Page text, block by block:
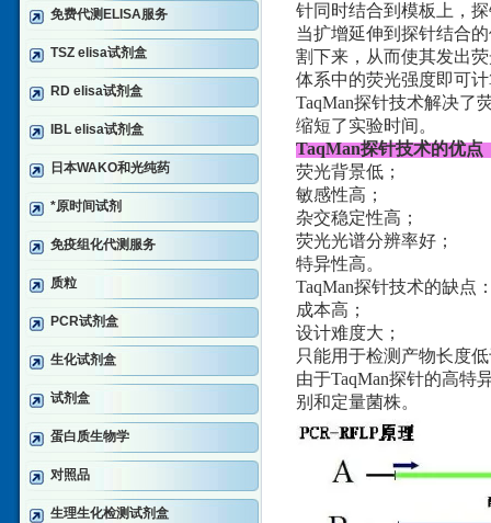
免费代测ELISA服务
TSZ elisa试剂盒
RD elisa试剂盒
IBL elisa试剂盒
日本WAKO和光纯药
*原时间试剂
免疫组化代测服务
质粒
PCR试剂盒
生化试剂盒
试剂盒
蛋白质生物学
对照品
生理生化检测试剂盒
针同时结合到模板上，
当扩增延伸到探针结合
割下来，从而使其发出
体系中的荧光强度即可
TaqMan探针技术解决了
缩短了实验时间。
TaqMan探针技术的优点
荧光背景低；
敏感性高；
杂交稳定性高；
荧光光谱分辨率好；
特异性高。
TaqMan探针技术的缺点
成本高；
设计难度大；
只能用于检测产物长度
由于TaqMan探针的高特
别和定量菌株。